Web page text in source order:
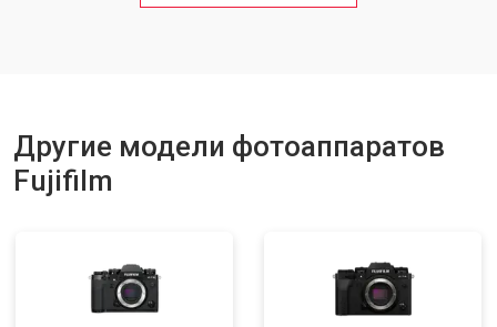
Другие модели фотоаппаратов
Fujifilm